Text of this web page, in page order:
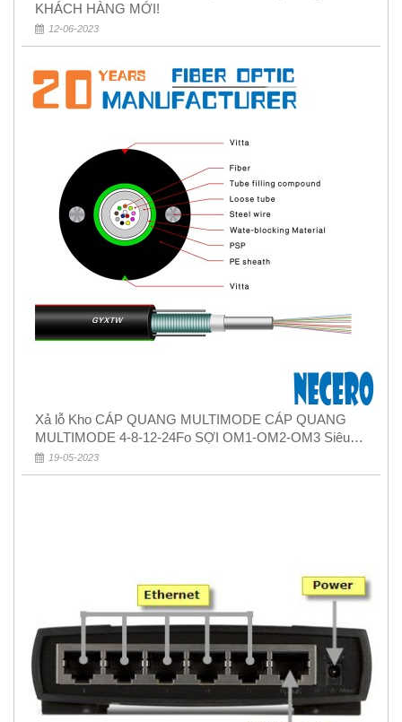
KHÁCH HÀNG MỚI!
12-06-2023
Xả lỗ Kho CÁP QUANG MULTIMODE CÁP QUANG
MULTIMODE 4-8-12-24Fo SỢI OM1-OM2-OM3 Siêu
Rẻ 5k
19-05-2023